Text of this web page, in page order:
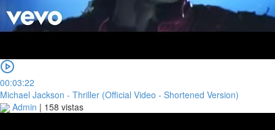
00:03:22
Michael Jackson - Thriller (Official Video - Shortened Version)
Admin | 158 vistas